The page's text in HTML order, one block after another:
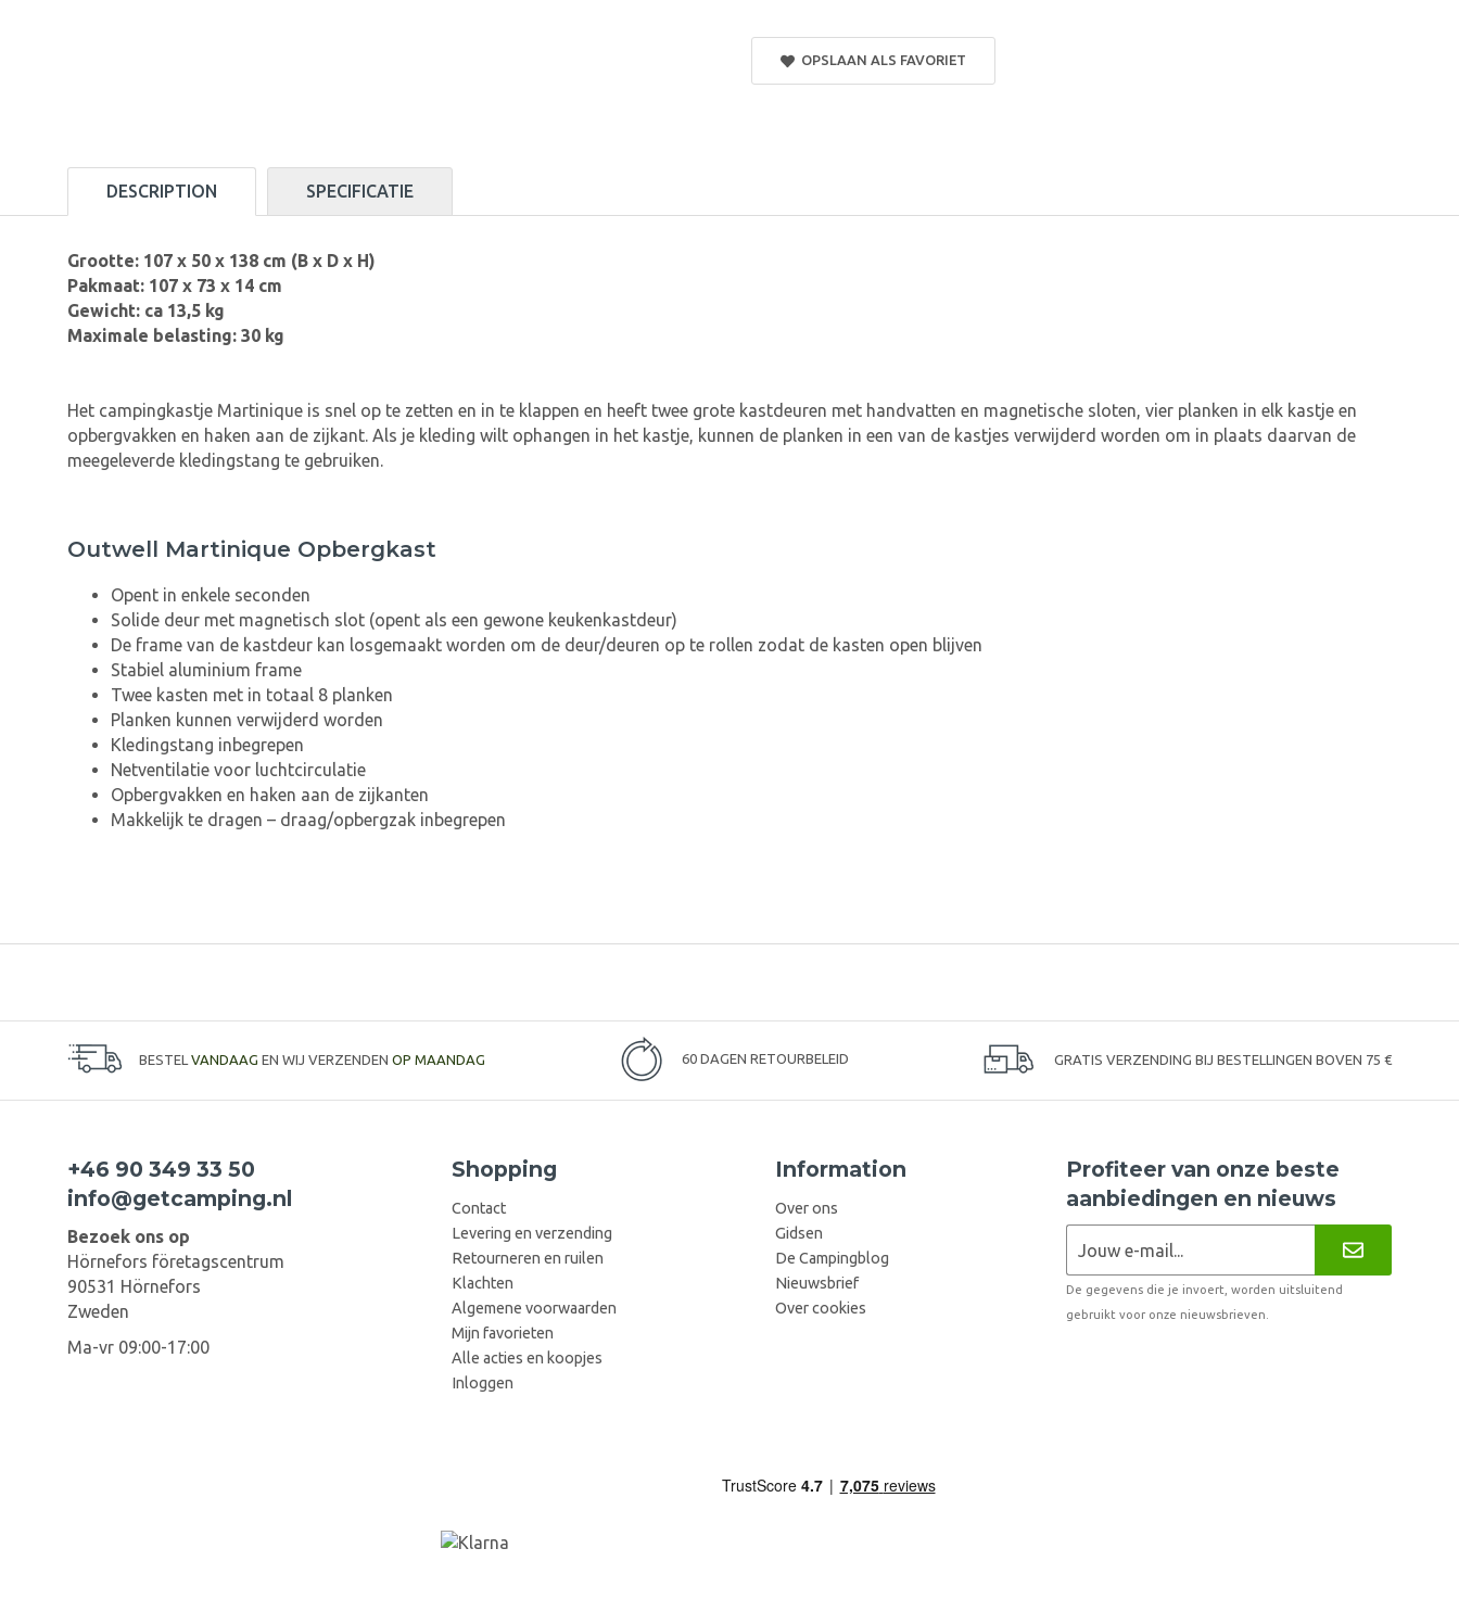
OPSLAAN ALS FAVORIET
DESCRIPTION SPECIFICATIE
Grootte: 107 x 50 x 138 cm (B x D x H)
Pakmaat: 107 x 73 x 14 cm
Gewicht: ca 13,5 kg
Maximale belasting: 30 kg
Het campingkastje Martinique is snel op te zetten en in te klappen en heeft twee grote kastdeuren met handvatten en magnetische sloten, vier planken in elk kastje en
opbergvakken en haken aan de zijkant. Als je kleding wilt ophangen in het kastje, kunnen de planken in een van de kastjes verwijderd worden om in plaats daarvan de
meegeleverde kledingstang te gebruiken.
Outwell Martinique Opbergkast
Opent in enkele seconden
Solide deur met magnetisch slot (opent als een gewone keukenkastdeur)
De frame van de kastdeur kan losgemaakt worden om de deur/deuren op te rollen zodat de kasten open blijven
Stabiel aluminium frame
Twee kasten met in totaal 8 planken
Planken kunnen verwijderd worden
Kledingstang inbegrepen
Netventilatie voor luchtcirculatie
Opbergvakken en haken aan de zijkanten
Makkelijk te dragen – draag/opbergzak inbegrepen
BESTEL VANDAAG EN WIJ VERZENDEN OP MAANDAG 60 DAGEN RETOURBELEID GRATIS VERZENDING BIJ BESTELLINGEN BOVEN 75 €
+46 90 349 33 50
info@getcamping.nl
Bezoek ons op
Hörnefors företagscentrum
90531 Hörnefors
Zweden
Ma-vr 09:00-17:00
Shopping
Contact
Levering en verzending
Retourneren en ruilen
Klachten
Algemene voorwaarden
Mijn favorieten
Alle acties en koopjes
Inloggen
Information
Over ons
Gidsen
De Campingblog
Nieuwsbrief
Over cookies
Profiteer van onze beste
aanbiedingen en nieuws
De gegevens die je invoert, worden uitsluitend
gebruikt voor onze nieuwsbrieven.